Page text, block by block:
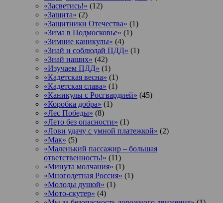
«Засветись!» (12)
«Защита» (2)
«Защитники Отечества» (1)
«Зима в Подмосковье» (1)
«Зимние каникулы» (4)
«Знай и соблюдай ПДД» (1)
«Знай наших» (42)
«Изучаем ПДД» (1)
«Кадетская весна» (1)
«Кадетская слава» (1)
«Каникулы с Росгвардией» (45)
«Коробка добра» (1)
«Лес Победы» (8)
«Лето без опасности» (1)
«Лови удачу с умной платежкой» (2)
«Мак» (5)
«Маленький пассажир – большая
ответственность!» (11)
«Минута молчания» (1)
«Многодетная Россия» (1)
«Молоды душой» (1)
«Мото-скутер» (4)